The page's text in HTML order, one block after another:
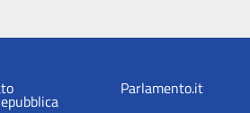
Parlamento.it